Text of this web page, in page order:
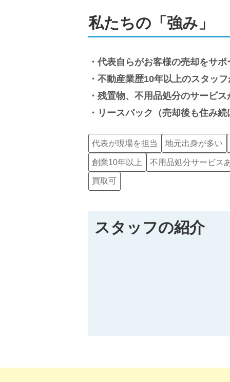
私たちの「強み」
代表自らがお客様の売却をサ
不動産業歴10年以上のスタッ
残置物、不用品処分のサービス
リースバック（売却後も住み
代表が現場を担当 地元出身が多い
創業10年以上 不用品処分サービス
買取可
スタッフの紹介